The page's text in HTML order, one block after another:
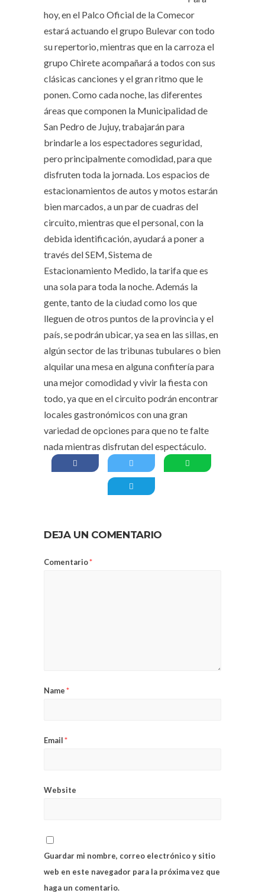
hoy, en el Palco Oficial de la Comecor
estará actuando el grupo Bulevar con todo
su repertorio, mientras que en la carroza el
grupo Chirete acompañará a todos con sus
clásicas canciones y el gran ritmo que le
ponen. Como cada noche, las diferentes
áreas que componen la Municipalidad de
San Pedro de Jujuy, trabajarán para
brindarle a los espectadores seguridad,
pero principalmente comodidad, para que
disfruten toda la jornada. Los espacios de
estacionamientos de autos y motos estarán
bien marcados, a un par de cuadras del
circuito, mientras que el personal, con la
debida identificación, ayudará a poner a
través del SEM, Sistema de
Estacionamiento Medido, la tarifa que es
una sola para toda la noche. Además la
gente, tanto de la ciudad como los que
lleguen de otros puntos de la provincia y el
país, se podrán ubicar, ya sea en las sillas, en
algún sector de las tribunas tubulares o bien
alquilar una mesa en alguna confitería para
una mejor comodidad y vivir la fiesta con
todo, ya que en el circuito podrán encontrar
locales gastronómicos con una gran
variedad de opciones para que no te falte
nada mientras disfrutan del espectáculo.
DEJA UN COMENTARIO
Comentario*
Name*
Email*
Website
Guardar mi nombre, correo electrónico y sitio
web en este navegador para la próxima vez que
haga un comentario.